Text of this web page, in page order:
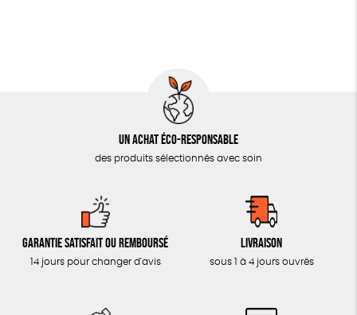
Un achat éco-responsable
des produits sélectionnés avec soin
Garantie satisfait ou remboursé
14 jours pour changer d'avis
Livraison
sous 1 à 4 jours ouvrés